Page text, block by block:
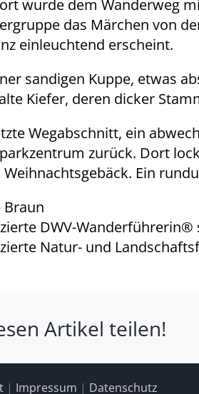
wurde dem Wanderweg
das Märchen von
einleuchtend erscheint.
sandigen Kuppe, etwas
Kiefer, deren dicker
Wegabschnitt, ein
zurück. Dort
Weihnachtsgebäck. Ein
DWV-Wanderführerin®
Natur- und
Artikel teilen!
| Impressum | Datenschutz